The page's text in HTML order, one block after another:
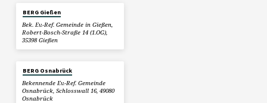
BERG Gießen
Bek. Ev.-Ref. Gemeinde in Gießen,
Robert-Bosch-Straße 14 (1.OG),
35398 Gießen
BERG Osnabrück
Bekennende Ev.-Ref. Gemeinde
Osnabrück, Schlosswall 16, 49080
Osnabrück